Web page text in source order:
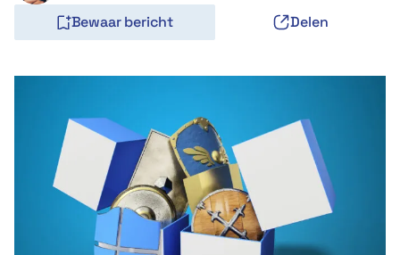
Bewaar bericht Delen